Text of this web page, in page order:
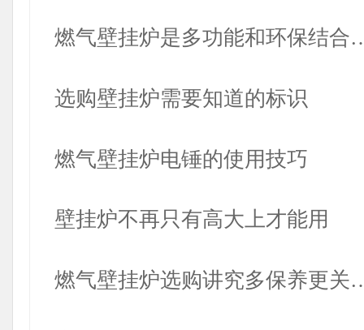
燃气壁挂炉是多功能和环保结合
选购壁挂炉需要知道的标识
燃气壁挂炉电锤的使用技巧
壁挂炉不再只有高大上才能用
燃气壁挂炉选购讲究多保养更关